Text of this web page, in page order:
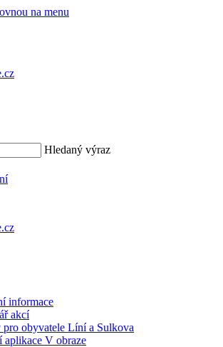
na menu
Hledaný výraz
informace
akcí
obyvatele Líní a Sulkova
aplikace V obraze